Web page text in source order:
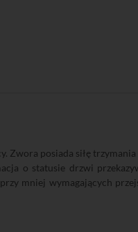
Zwora posiada siłę trzymania
o statusie drzwi
mniej wymagających